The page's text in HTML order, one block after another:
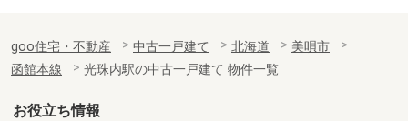
goo住宅・不動産 中古一戸建て 北海道
美唄市
函館本線
光珠内駅の中古一戸建て 物件一覧
お役立ち情報